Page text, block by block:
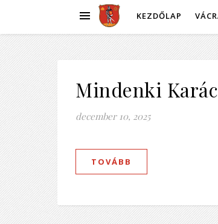
KEZDŐLAP
Mindenki
december 10, 2025
TOVÁBB